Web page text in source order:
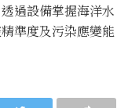
過設備掌握海洋水
準度及污染應變能